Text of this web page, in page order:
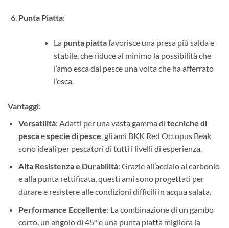
Punta Piatta:
La punta piattafavorisce una presa più salda e
stabile, che riduce al minimo la possibilità che
l’amo esca dal pesce una volta che ha afferrato
l’esca.
Vantaggi:
Versatilità: Adatti per una vasta gamma di tecniche di
pescaespecie di pesce, gli ami BKK Red Octopus Beak
sono ideali per pescatori di tutti i livelli di esperienza.
Alta Resistenza e Durabilità: Grazie all’acciaio al carbonio
e alla punta rettificata, questi ami sono progettati per
durare e resistere alle condizioni difficili in acqua salata.
Performance Eccellente: La combinazione di un gambo
corto, un angolo di 45° e una punta piatta migliora la